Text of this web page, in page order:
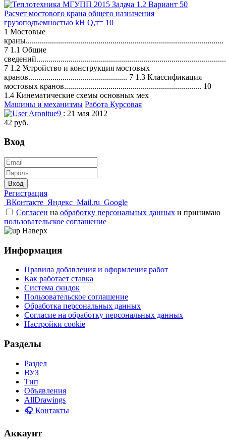
Расчет мостового крана общего назначения
грузоподъемностью kH Q,т= 10
1 Мостовые
краны..................................................................................................
7 1.1 Общие
7 1.2 Устройство и конструкция мостовых
кранов................................................. 7 1.3 Классификация
мостовых кранов.................................................................... 10
1.4 Кинематические схемы основных мех
Машины и механизмы Работа Курсовая
Aronitue9 : 21 мая 2012
42 руб.
Вход
Вход
Регистрация
ВКонтакте Яндекс Mail.ru Google
Согласен на обработку персональных данных и принимаю
пользовательское соглашение
Наверх
Информация
Правила добавления и оформления работ
Как работает ставка
Система скидок
Пользовательское соглашение
Обработка персональных данных
Согласие на обработку персональных данных
Настройки cookie
Разделы
Раздел
ВУЗ
Тип
Объявления
AllDrawings
🎧 Контакты
Аккаунт